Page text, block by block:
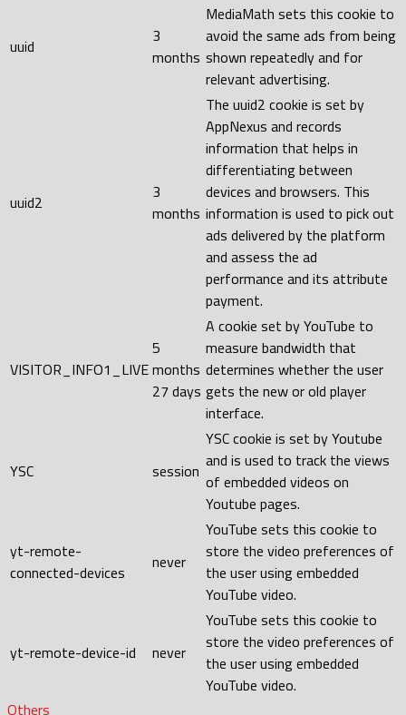
uuid
3
months
MediaMath sets this cookie to
avoid the same ads from being
shown repeatedly and for
relevant advertising.
uuid2
3
months
The uuid2 cookie is set by
AppNexus and records
information that helps in
differentiating between
devices and browsers. This
information is used to pick out
ads delivered by the platform
and assess the ad
performance and its attribute
payment.
VISITOR_INFO1_LIVE
5
months
27 days
A cookie set by YouTube to
measure bandwidth that
determines whether the user
gets the new or old player
interface.
YSC session
YSC cookie is set by Youtube
and is used to track the views
of embedded videos on
Youtube pages.
yt-remote-
connected-devices
never
YouTube sets this cookie to
store the video preferences of
the user using embedded
YouTube video.
yt-remote-device-id never
YouTube sets this cookie to
store the video preferences of
the user using embedded
YouTube video.
Others